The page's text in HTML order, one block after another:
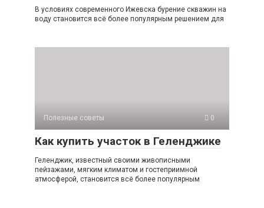
В условиях современного Ижевска бурение скважин на
воду становится всё более популярным решением для
Полезные советы 0
Как купить участок в Геленджике
Геленджик, известный своими живописными
пейзажами, мягким климатом и гостеприимной
атмосферой, становится всё более популярным